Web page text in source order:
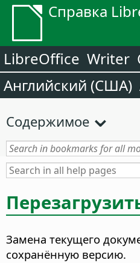
Справка
LibreOffice Writer
Английский (США)
Содержимое
Замена текущего
сохранённую версию.